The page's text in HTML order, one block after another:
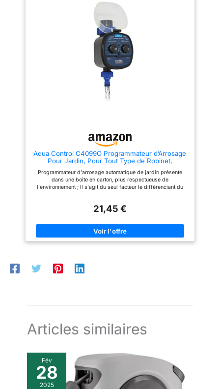
livraison comprend : 1 Gardena
en cas de pluie vous permet de
suspendre votre programme
pendant 1 à 7 jours et de le
reprendre automatiquement,
économisant ainsi de l'eau et de
Aqua Control C4099O Programmateur d’Arrosage
Pour Jardin, Pour Tout Type de Robinet,
Ouverture à 0 Bar. Ancien C4099N
Programmateur d'arrosage automatique de jardin présenté
dans une boîte en carton, plus respectueuse de
l'environnement ; Il s'agit du seul facteur le différenciant du
les 1, 2, 3, 4, 5, 6, 8, 12, 24, 48, 72 heures ou une fois par
Dispose d'une option d'ouverture et de fermeture manuelle,
ainsi que d'une fonction retardateur, qui permet de retarder le
début de l'arrosage au moment du réglage, de 1 à 12 heures
AAA de 1,5 V (non fournies), placées dans un compartiment
21,45 €
Articles similaires
Fév
28
2025